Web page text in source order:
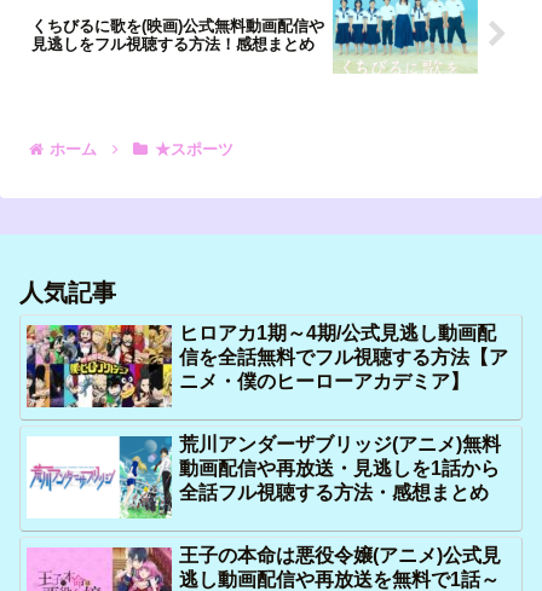
くちびるに歌を(映画)公式無料動画配信や
見逃しをフル視聴する方法！感想まとめ
ホーム ★スポーツ
人気記事
ヒロアカ1期～4期/公式見逃し動画配
信を全話無料でフル視聴する方法【ア
ニメ・僕のヒーローアカデミア】
荒川アンダーザブリッジ(アニメ)無料
動画配信や再放送・見逃しを1話から
全話フル視聴する方法・感想まとめ
王子の本命は悪役令嬢(アニメ)公式見
逃し動画配信や再放送を無料で1話～